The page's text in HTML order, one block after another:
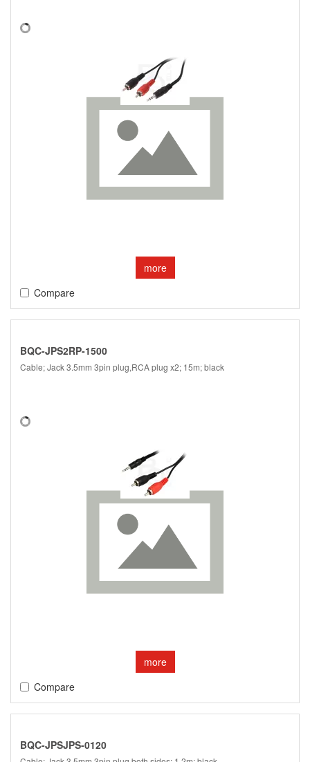
more
Compare
BQC-JPS2RP-1500
Cable; Jack 3.5mm 3pin plug,RCA plug x2; 15m; black
more
Compare
BQC-JPSJPS-0120